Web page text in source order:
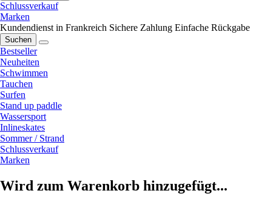
Schlussverkauf
Marken
Kundendienst in Frankreich Sichere Zahlung Einfache Rückgabe
Suchen
Bestseller
Neuheiten
Schwimmen
Tauchen
Surfen
Stand up paddle
Wassersport
Inlineskates
Sommer / Strand
Schlussverkauf
Marken
Wird zum Warenkorb hinzugefügt...